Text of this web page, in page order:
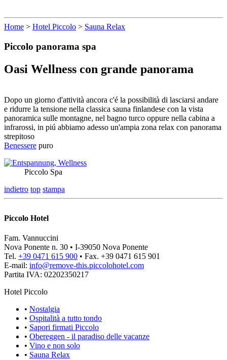
Home > Hotel Piccolo > Sauna Relax
Piccolo panorama spa
Oasi Wellness con grande panorama
Dopo un giorno d'attività ancora c'é la possibilità di lasciarsi andare
e ridurre la tensione nella classica sauna finlandese con la vista
panoramica sulle montagne, nel bagno turco oppure nella cabina a
infrarossi, in piú abbiamo adesso un'ampia zona relax con panorama
strepitoso
Benessere puro
Piccolo Spa
indietro top stampa
Piccolo Hotel
Fam. Vannuccini
Nova Ponente n. 30 • I-39050 Nova Ponente
Tel. +39 0471 615 900 • Fax. +39 0471 615 901
E-mail: info@remove-this.piccolohotel.com
Partita IVA: 02202350217
Hotel Piccolo
• Nostalgia
• Ospitalità a tutto tondo
• Sapori firmati Piccolo
• Obereggen - il paradiso delle vacanze
• Vino e non solo
• Sauna Relax